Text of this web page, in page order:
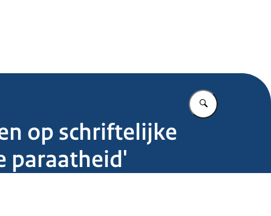
Vul in wat u
op schriftelijke
paraatheid'